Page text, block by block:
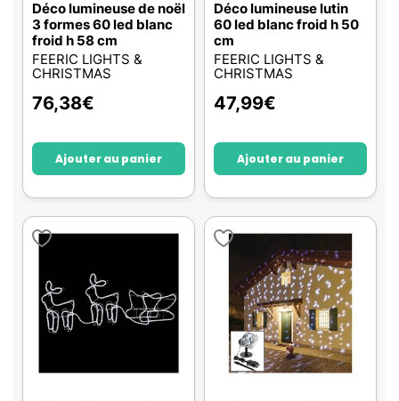
Déco lumineuse de noël
3 formes 60 led blanc
froid h 58 cm
FEERIC LIGHTS &
CHRISTMAS
76,38€
Ajouter au panier
Déco lumineuse lutin
60 led blanc froid h 50
cm
FEERIC LIGHTS &
CHRISTMAS
47,99€
Ajouter au panier